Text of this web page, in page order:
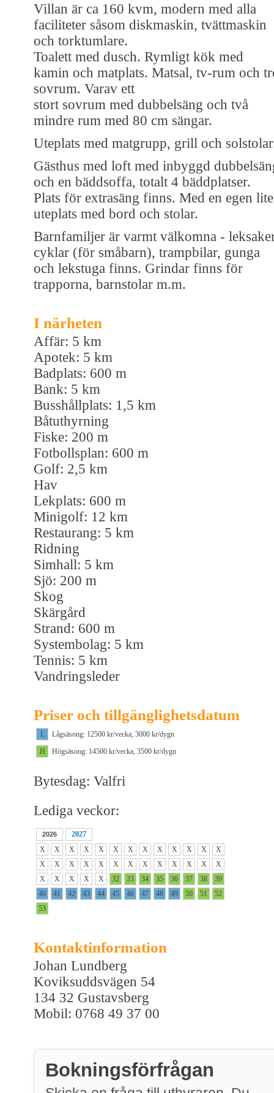
Villan är ca 160 kvm, modern med alla
faciliteter såsom diskmaskin, tvättmaskin
och torktumlare.
Toalett med dusch. Rymligt kök med
kamin och matplats. Matsal, tv-rum och
sovrum. Varav ett
stort sovrum med dubbelsäng och två
mindre rum med 80 cm sängar.
Uteplats med matgrupp, grill och
Gästhus med loft med inbyggd
och en bäddsoffa, totalt 4 bäddplatser.
Plats för extrasäng finns. Med en egen
uteplats med bord och stolar.
Barnfamiljer är varmt välkomna -
cyklar (för småbarn), trampbilar, gunga
och lekstuga finns. Grindar finns för
trapporna, barnstolar m.m.
I närheten
Affär: 5 km
Apotek: 5 km
Badplats: 600 m
Bank: 5 km
Busshållplats: 1,5 km
Båtuthyrning
Fiske: 200 m
Fotbollsplan: 600 m
Golf: 2,5 km
Hav
Lekplats: 600 m
Minigolf: 12 km
Restaurang: 5 km
Ridning
Simhall: 5 km
Sjö: 200 m
Skog
Skärgård
Strand: 600 m
Systembolag: 5 km
Tennis: 5 km
Vandringsleder
Priser och tillgänglighetsdatum
L
Lågsäsong: 12500 kr/vecka, 3000 kr/dygn
H
Högsäsong: 14500 kr/vecka, 3500 kr/dygn
Bytesdag: Valfri
Lediga veckor:
2026
2027
X
X X X X X X X X X X X
X
X
X X X X X X X X X X X
X
X
X X X X 32 33 34 35 36 37 38
39
40
41 42 43 44 45 46 47 48 49 50 51
52
53
Kontaktinformation
Johan Lundberg
Koviksuddsvägen 54
134 32 Gustavsberg
Mobil: 0768 49 37 00
Bokningsförfrågan